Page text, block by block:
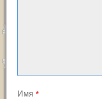
Имя *